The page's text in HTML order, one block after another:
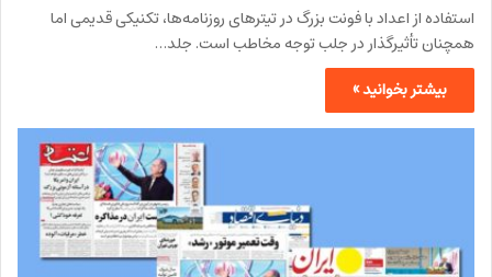
استفاده از اعداد با فونت بزرگ در تیترهای روزنامه‌ها، تکنیکی قدیمی اما
همچنان تأثیرگذار در جلب توجه مخاطب است. جلد…
بیشتر بخوانید »